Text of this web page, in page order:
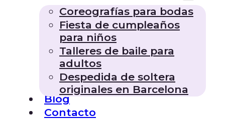
Coreografías para bodas
Fiesta de cumpleaños
para niños
Talleres de baile para
adultos
Despedida de soltera
originales en Barcelona
Blog
Contacto